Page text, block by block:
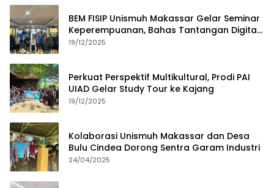
BEM FISIP Unismuh Makassar Gelar Seminar
Keperempuanan, Bahas Tantangan Digital
dan Budaya Lokal
19/12/2025
Perkuat Perspektif Multikultural, Prodi PAI
UIAD Gelar Study Tour ke Kajang
19/12/2025
Kolaborasi Unismuh Makassar dan Desa
Bulu Cindea Dorong Sentra Garam Industri
24/04/2025